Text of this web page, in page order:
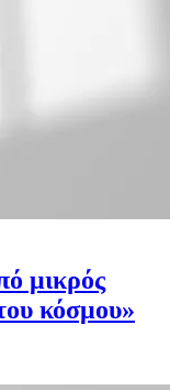
μικρός
κόσμου»